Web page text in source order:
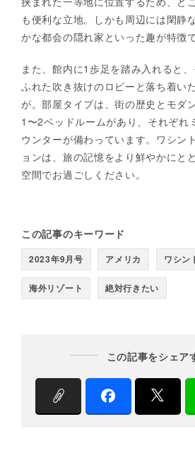
も便利な立地。しかも周辺には閑静
かな都会の隠れ家といった趣が特徴で
また、館内に1歩足を踏み入れると
ふれた吹き抜けのロビーと落ち着い
が。部屋タイプは、街の歴史とモダ
1〜2ベッドルームがあり、それぞれ
ウンターが備わっています。ワシン
ョンは、旅の記憶をより鮮やかにと
空間でお過ごしください。
この記事のキーワード
2023年9月号 アメリカ ワシン
海外リゾート 絶対行きたい
この記事をシェア